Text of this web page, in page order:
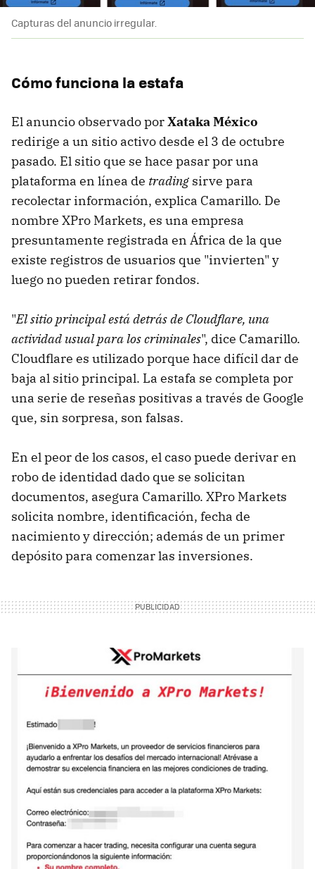
Capturas del anuncio irregular.
Cómo funciona la estafa
El anuncio observado porXataka México
redirige a un sitio activo desde el 3 de octubre
pasado. El sitio que se hace pasar por una
plataforma en línea de trading sirve para
recolectar información, explica Camarillo. De
nombre XPro Markets, es una empresa
presuntamente registrada en África de la que
existe registros de usuarios que "invierten" y
luego no pueden retirar fondos.
"El sitio principal está detrás de Cloudflare, una
actividad usual para los criminales", dice Camarillo.
Cloudflare es utilizado porque hace difícil dar de
baja al sitio principal. La estafa se completa por
una serie de reseñas positivas a través de Google
que, sin sorpresa, son falsas.
En el peor de los casos, el caso puede derivar en
robo de identidad dado que se solicitan
documentos, asegura Camarillo. XPro Markets
solicita nombre, identificación, fecha de
nacimiento y dirección; además de un primer
depósito para comenzar las inversiones.